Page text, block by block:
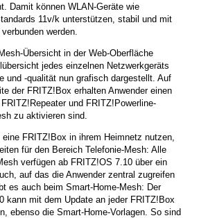
Damit können WLAN-Geräte wie
11v/k unterstützen, stabil und mit
werden.
Übersicht in der Web-Oberfläche
jedes einzelnen Netzwerkgeräts
und -qualität nun grafisch dargestellt. Auf
der FRITZ!Box erhalten Anwender einen
und FRITZ!Powerline-
zu aktivieren sind.
FRITZ!Box in ihrem Heimnetz nutzen,
für den Bereich Telefonie-Mesh: Alle
verfügen ab FRITZ!OS 7.10 über ein
auf das die Anwender zentral zugreifen
es auch beim Smart-Home-Mesh: Der
0 kann mit dem Update an jeder FRITZ!Box
ebenso die Smart-Home-Vorlagen. So sind